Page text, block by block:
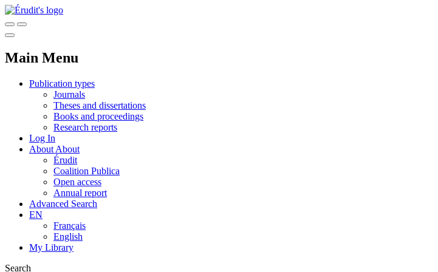
Main Menu
Publication types
Journals
Theses and dissertations
Books and proceedings
Research reports
Log In
About About
Érudit
Coalition Publica
Open access
Annual report
Advanced Search
EN
Français
English
My Library
Search